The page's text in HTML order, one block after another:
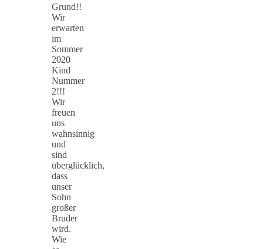
Grund!!
Wir
erwarten
im
Sommer
2020
Kind
Nummer
2!!!
Wir
freuen
uns
wahnsinnig
und
sind
überglücklich,
dass
unser
Sohn
großer
Bruder
wird.
Wie